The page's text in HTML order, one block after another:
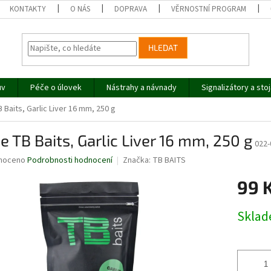
KONTAKTY O NÁS DOPRAVA VĚRNOSTNÍ PROGRAM
HLEDAT
Péče o úlovek Nástrahy a návnady Signalizátory a
Baits, Garlic Liver 16 mm, 250 g
TB Baits, Garlic Liver 16 mm, 250 g
Podrobnosti hodnocení Značka: TB BAITS
99
cena: